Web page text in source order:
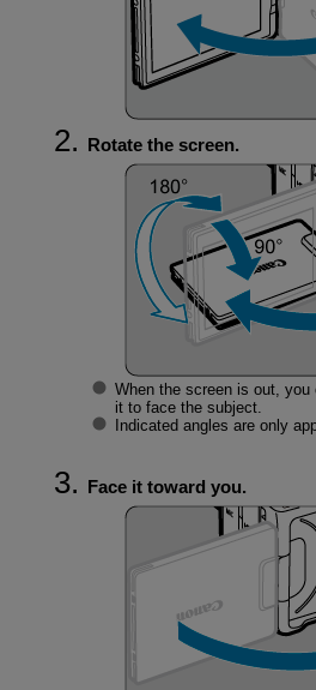
Rotate the screen.
When the screen is out,
it to face the subject.
Indicated angles are only
Face it toward you.